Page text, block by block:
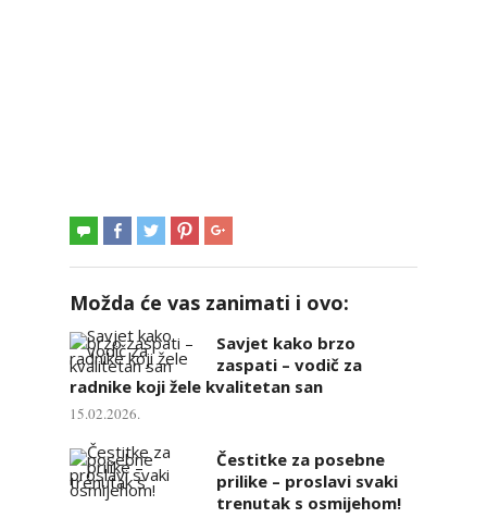
Možda će vas zanimati i ovo:
Savjet kako brzo
zaspati – vodič za
radnike koji žele kvalitetan san
15.02.2026.
Čestitke za posebne
prilike – proslavi svaki
trenutak s osmijehom!